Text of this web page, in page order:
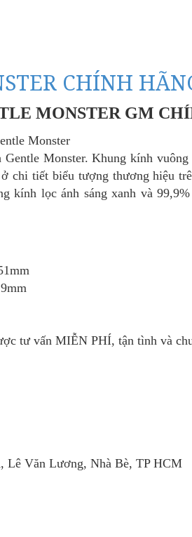
CHÍNH
MONSTER GM
Monster
Gentle Monster. Khung kính
chi tiết biểu tượng thương hiệu
kính lọc ánh sáng xanh và
tư vấn MIỄN PHÍ, tận tình và
Lê Văn Lương, Nhà Bè, TP HCM